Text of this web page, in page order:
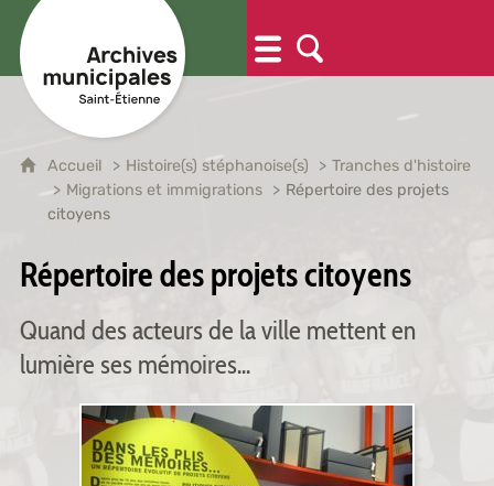
Accueil Histoire(s) stéphanoise(s)
Tranches d'histoire
Migrations et immigrations
Répertoire des projets
citoyens
Répertoire des projets citoyens
Quand des acteurs de la ville mettent en
lumière ses mémoires...